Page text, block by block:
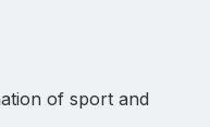
of sport and